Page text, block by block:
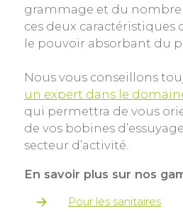
grammage et du nombre
ces deux
le pouvoir absorbant du
Nous vous conseillons
un expert dans le
qui permettra de vous
de vos bobines
secteur d’activité.
En savoir plus sur nos
Pour les sanitaires